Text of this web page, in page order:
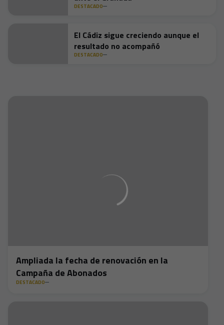
DESTACADO
El Cádiz sigue creciendo aunque el
resultado no acompañó
DESTACADO
Ampliada la fecha de renovación en la
Campaña de Abonados
DESTACADO